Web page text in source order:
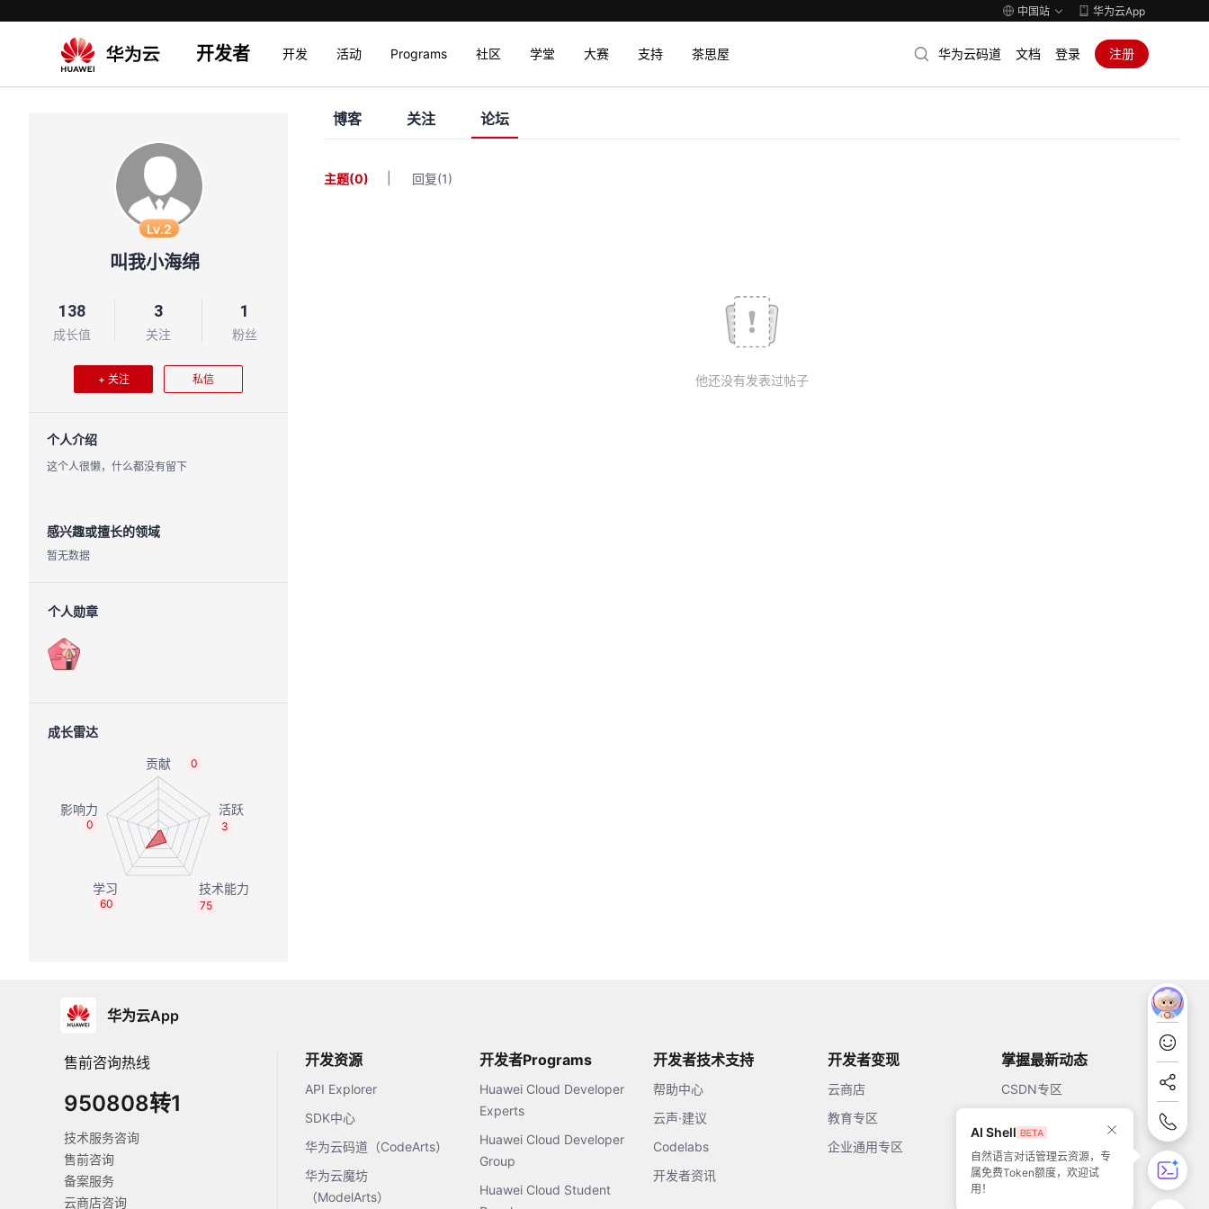
中国站 华为云App
开发者 开发 活动 Programs 社区 学堂 大赛 支持 茶思屋 华为云码道 文档 登录 注册
Lv.2
叫我小海绵
138
成长值
3
关注
1
粉丝
+ 关注 私信
个人介绍
这个人很懒，什么都没有留下
感兴趣或擅长的领域
暂无数据
个人勋章
成长雷达
0
3
75
60
0
博客 关注 论坛
主题(0) 回复(1)
他还没有发表过帖子
华为云App
售前咨询热线
950808转1
技术服务咨询
售前咨询
备案服务
云商店咨询
开发资源
API Explorer
SDK中心
华为云码道（CodeArts）
华为云魔坊
（ModelArts）
开发者Programs
Huawei Cloud Developer
Experts
Huawei Cloud Developer
Group
Huawei Cloud Student
开发者技术支持
帮助中心
云声·建议
Codelabs
开发者资讯
开发者变现
云商店
教育专区
企业通用专区
掌握最新动态
CSDN专区
51CTO
AI Shell
自然语言对话管理云资源，专
属免费Token额度，欢迎试
用！